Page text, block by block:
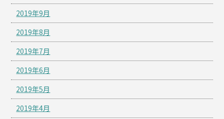
2019年9月
2019年8月
2019年7月
2019年6月
2019年5月
2019年4月